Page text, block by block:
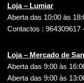
Loja – Lumiar
Aberta das 10:00 às
Contactos : 964309617
Loja – Mercado de
Aberta das 9:00 às
Aberta das 9:00 às